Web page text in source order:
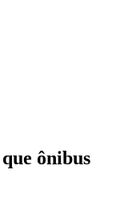
ônibus